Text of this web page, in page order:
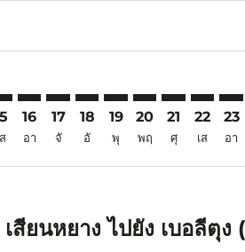
16
อา
17
จั
18
อั
19
พุ
20
พฤ
21
ศุ
22
เส
23
อา
สียนหยาง ไปยัง เบอลีตุ